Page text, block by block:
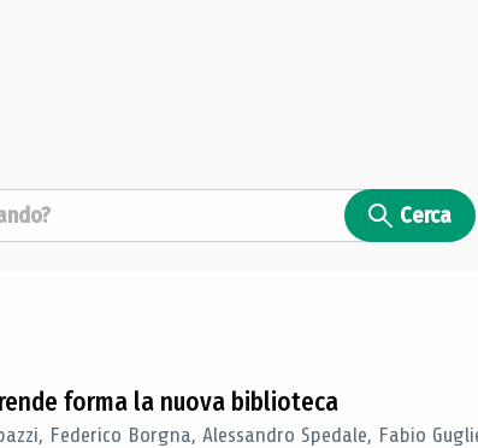
Cerca
forma la nuova biblioteca
Federico Borgna, Alessandro Spedale, Fabio